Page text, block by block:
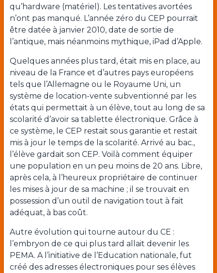
qu’hardware (matériel). Les tentatives avortées
n’ont pas manqué. L’année zéro du CEP pourrait
être datée à janvier 2010, date de sortie de
l’antique, mais néanmoins mythique, iPad d’Apple.
Quelques années plus tard, était mis en place, au
niveau de la France et d’autres pays européens
tels que l’Allemagne ou le Royaume Uni, un
système de location-vente subventionné par les
états qui permettait à un élève, tout au long de sa
scolarité d’avoir sa tablette électronique. Grâce à
ce système, le CEP restait sous garantie et restait
mis à jour le temps de la scolarité. Arrivé au bac.,
l’élève gardait son CEP. Voilà comment équiper
une population en un peu moins de 20 ans. Libre,
après cela, à l’heureux propriétaire de continuer
les mises à jour de sa machine ; il se trouvait en
possession d’un outil de navigation tout à fait
adéquat, à bas coût.
Autre évolution qui tourne autour du CE :
l’embryon de ce qui plus tard allait devenir les
PEMA. A l’initiative de l’Education nationale, fut
créé des adresses électroniques pour ses élèves